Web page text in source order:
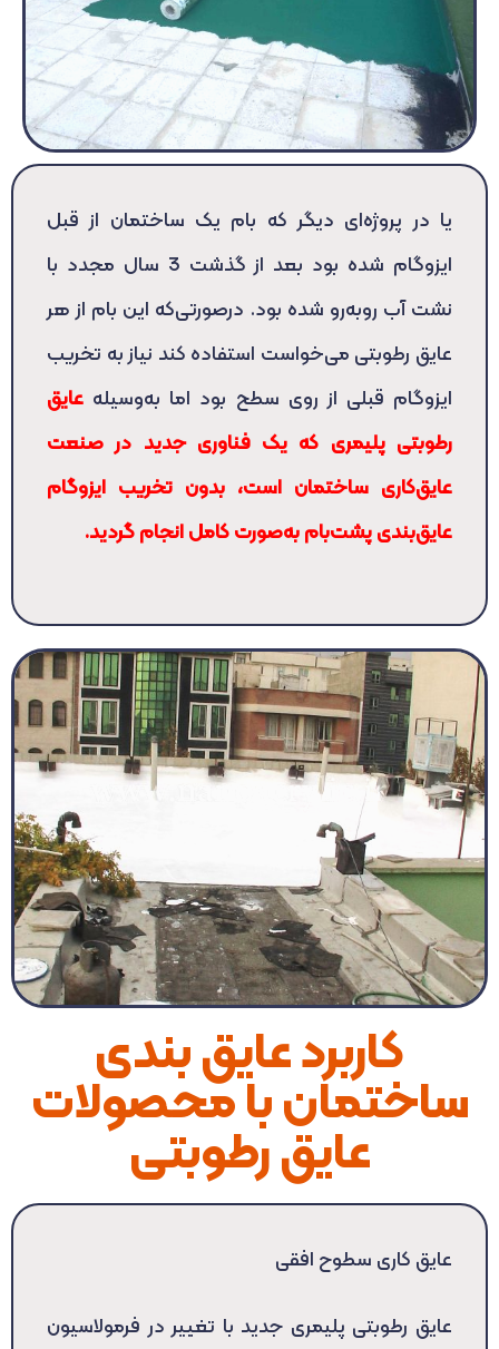
یا در پروژه‌ای دیگر که بام یک ساختمان از قبل
ایزوگام شده بود بعد از گذشت 3 سال مجدد با
نشت آب روبه‌رو شده بود. درصورتی‌که این بام از هر
عایق رطوبتی می‌خواست استفاده کند نیاز به تخریب
ایزوگام قبلی از روی سطح بود اما به‌وسیله عایق
رطوبتی پلیمری که یک فناوری جدید در صنعت
عایق‌کاری ساختمان است، بدون تخریب ایزوگام
عایق‌بندی پشت‌بام به‌صورت کامل انجام گردید.
کاربرد عایق بندی
ساختمان با محصولات
عایق رطوبتی
عایق کاری سطوح افقی
عایق رطوبتی پلیمری جدید با تغییر در فرمولاسیون